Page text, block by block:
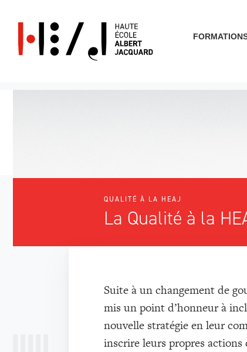
QUALITÉ À LA HEAJ
La Qualité à la
Suite à un changement de
mis un point d’honneur à
nouvelle stratégie en leur
inscrire leurs propres